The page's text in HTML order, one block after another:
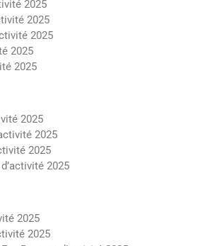
2025
2025
2025
2025
2025
2025
2025
2025
2025
2025
2025